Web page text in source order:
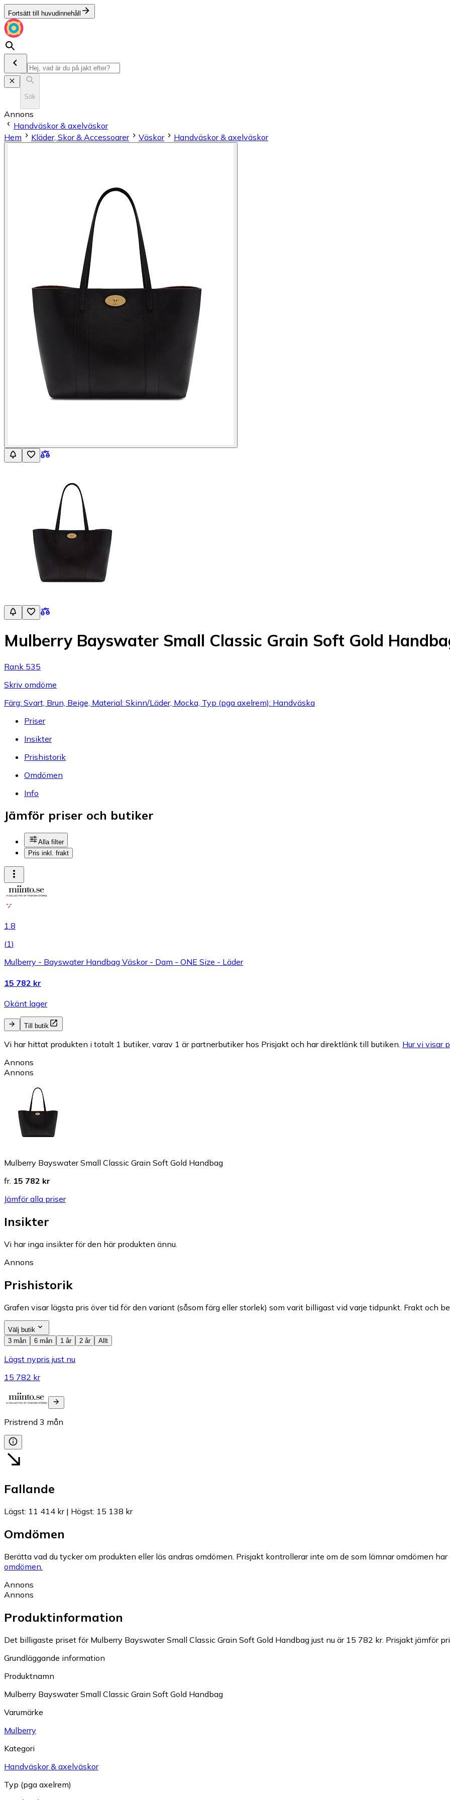
Fortsätt till huvudinnehåll
Sök
Annons
Handväskor & axelväskor
Hem
Kläder, Skor & Accessoarer Väskor Handväskor & axelväskor
Mulberry Bayswater Small Classic Grain Soft Gold
Rank 535
Skriv omdöme
Färg: Svart, Brun, Beige, Material: Skinn/Läder, Mocka, Typ (pga axelrem): Handväska
Priser
Insikter
Prishistorik
Omdömen
Info
Jämför priser och butiker
Alla filter
Pris inkl. frakt
1.8
(1)
Mulberry - Bayswater Handbag Väskor - Dam - ONE Size - Läder
15 782 kr
Okänt lager
Till butik
Vi har hittat produkten i totalt 1 butiker, varav 1 är partnerbutiker hos Prisjakt och har direktlänk till butiken. Hur vi visar
Annons
Annons
Mulberry Bayswater Small Classic Grain Soft Gold Handbag
fr. 15 782 kr
Jämför alla priser
Insikter
Vi har inga insikter för den här produkten ännu.
Annons
Prishistorik
Grafen visar lägsta pris över tid för den variant (såsom färg eller storlek) som varit billigast vid varje tidpunkt. Frakt och
Välj butik
3 mån
6 mån 1 år 2 år Allt
Lägst nypris just nu
15 782 kr
Pristrend 3 mån
Fallande
Lägst: 11 414 kr| Högst: 15 138 kr
Omdömen
Berätta vad du tycker om produkten eller läs andras omdömen. Prisjakt kontrollerar inte om de som lämnar omdömen
omdömen.
Annons
Annons
Produktinformation
Det billigaste priset för Mulberry Bayswater Small Classic Grain Soft Gold Handbag just nu är 15 782 kr. Prisjakt jämför
Grundläggande information
Produktnamn
Mulberry Bayswater Small Classic Grain Soft Gold Handbag
Varumärke
Mulberry
Kategori
Handväskor & axelväskor
Typ (pga axelrem)